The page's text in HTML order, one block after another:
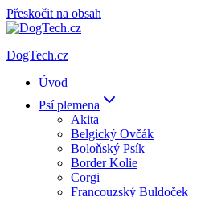
Přeskočit na obsah
DogTech.cz
Úvod
Psí plemena
Akita
Belgický Ovčák
Boloňský Psík
Border Kolie
Corgi
Francouzský Buldoček